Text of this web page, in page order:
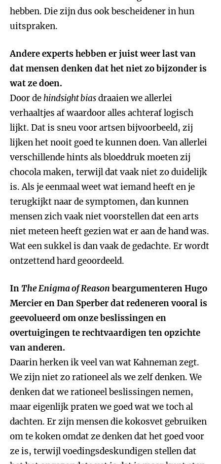
hebben. Die zijn dus ook bescheidener in hun
uitspraken.
Andere experts hebben er juist weer last van
dat mensen denken dat het niet zo bijzonder is
wat ze doen.
Door dehindsight biasdraaien we allerlei
verhaaltjes af waardoor alles achteraf logisch
lijkt. Dat is sneu voor artsen bijvoorbeeld, zij
lijken het nooit goed te kunnen doen. Van allerlei
verschillende hints als bloeddruk moeten zij
chocola maken, terwijl dat vaak niet zo duidelijk
is. Als je eenmaal weet wat iemand heeft en je
terugkijkt naar de symptomen, dan kunnen
mensen zich vaak niet voorstellen dat een arts
niet meteen heeft gezien wat er aan de hand was.
Wat een sukkel is dan vaak de gedachte. Er wordt
ontzettend hard geoordeeld.
In The Enigma of Reason beargumenteren Hugo
Mercier en Dan Sperber dat redeneren vooral is
geevolueerd om onze beslissingen en
overtuigingen te rechtvaardigen ten opzichte
van anderen.
Daarin herken ik veel van wat Kahneman zegt.
We zijn niet zo rationeel als we zelf denken. We
denken dat we rationeel beslissingen nemen,
maar eigenlijk praten we goed wat we toch al
dachten. Er zijn mensen die kokosvet gebruiken
om te koken omdat ze denken dat het goed voor
ze is, terwijl voedingsdeskundigen stellen dat